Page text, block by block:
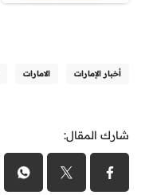
أخبار الإمارات الامارات
شارك المقال: